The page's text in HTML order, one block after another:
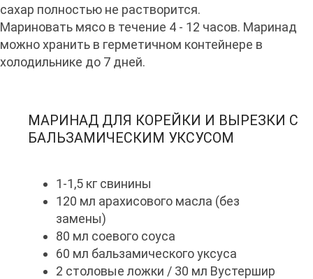
сахар полностью не растворится.
Мариновать мясо в течение 4 - 12 часов. Маринад
можно хранить в герметичном контейнере в
холодильнике до 7 дней.
МАРИНАД ДЛЯ КОРЕЙКИ И ВЫРЕЗКИ С
БАЛЬЗАМИЧЕСКИМ УКСУСОМ
1-1,5 кг свинины
120 мл арахисового масла (без
замены)
80 мл соевого соуса
60 мл бальзамического уксуса
2 столовые ложки / 30 мл Вустершир